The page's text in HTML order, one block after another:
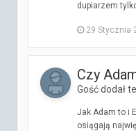
dupiarzem
29 Stycznia
Czy
Gość dodał
Jak Adam to i
osiągają